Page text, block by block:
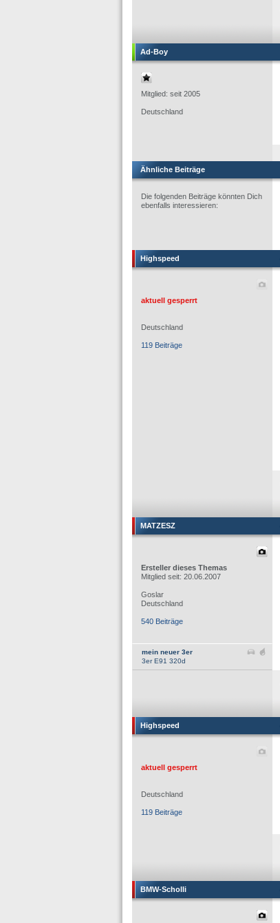
Ad-Boy
Mitglied: seit 2005
Deutschland
Ähnliche Beiträge
Die folgenden Beiträge könnten Dich
ebenfalls interessieren:
Highspeed
aktuell gesperrt
Deutschland
119 Beiträge
MATZESZ
Ersteller dieses Themas
Mitglied seit: 20.06.2007
Goslar
Deutschland
540 Beiträge
mein neuer 3er
3er E91 320d
Highspeed
aktuell gesperrt
Deutschland
119 Beiträge
BMW-Scholli